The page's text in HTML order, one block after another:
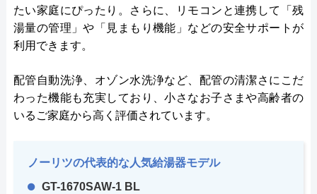
たい家庭にぴったり。さらに、リモコンと連携して「残
湯量の管理」や「見まもり機能」などの安全サポートが
利用できます。
配管自動洗浄、オゾン水洗浄など、配管の清潔さにこだ
わった機能も充実しており、小さなお子さまや高齢者の
いるご家庭から高く評価されています。
ノーリツの代表的な人気給湯器モデル
GT-1670SAW-1 BL